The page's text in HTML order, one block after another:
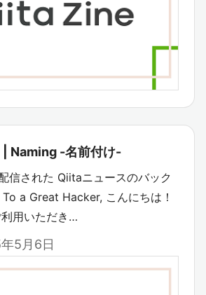
| Naming -名前付け-
信された Qiitaニュースのバック
a Great Hacker, こんにちは！
用いただき…
5月6日